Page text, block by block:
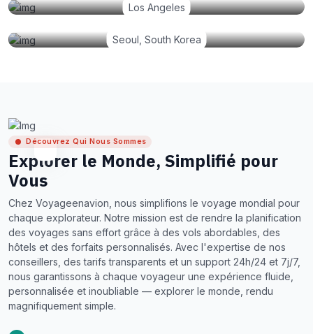
Los Angeles
Seoul, South Korea
Découvrez Qui Nous Sommes
Explorer le Monde, Simplifié pour
Vous
Chez Voyageenavion, nous simplifions le voyage mondial pour
chaque explorateur. Notre mission est de rendre la planification
des voyages sans effort grâce à des vols abordables, des
hôtels et des forfaits personnalisés. Avec l'expertise de nos
conseillers, des tarifs transparents et un support 24h/24 et 7j/7,
nous garantissons à chaque voyageur une expérience fluide,
personnalisée et inoubliable — explorer le monde, rendu
magnifiquement simple.